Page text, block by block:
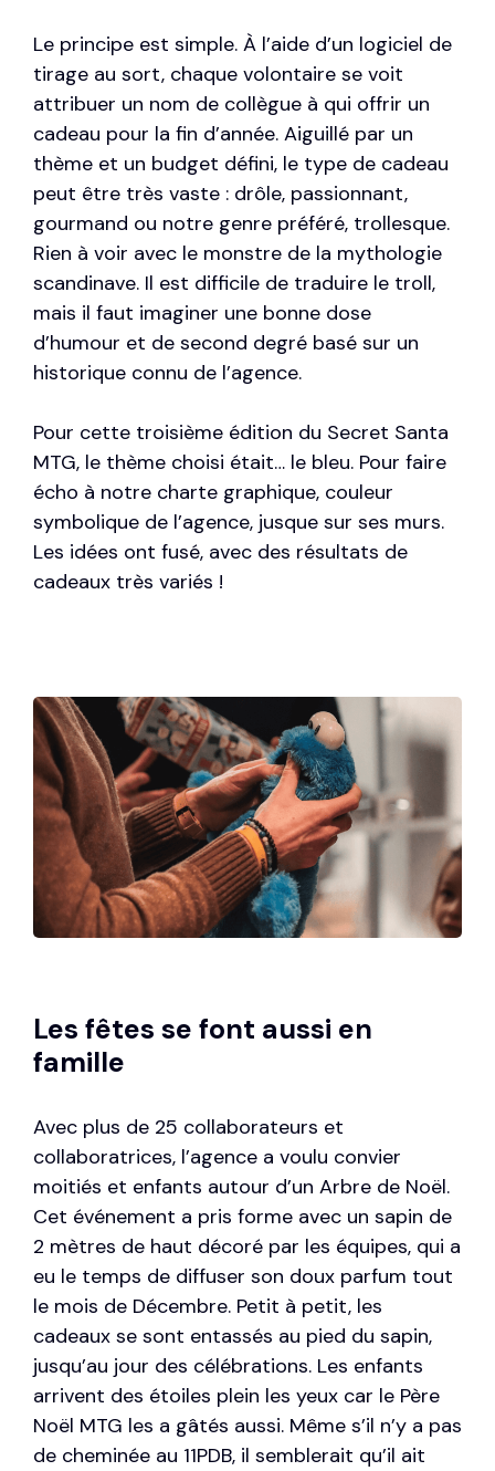
Le principe est simple. À l’aide d’un logiciel de
tirage au sort, chaque volontaire se voit
attribuer un nom de collègue à qui offrir un
cadeau pour la fin d’année. Aiguillé par un
thème et un budget défini, le type de cadeau
peut être très vaste : drôle, passionnant,
gourmand ou notre genre préféré, trollesque.
Rien à voir avec le monstre de la mythologie
scandinave. Il est difficile de traduire le troll,
mais il faut imaginer une bonne dose
d’humour et de second degré basé sur un
historique connu de l’agence.
Pour cette troisième édition du Secret Santa
MTG, le thème choisi était… le bleu. Pour faire
écho à notre charte graphique, couleur
symbolique de l’agence, jusque sur ses murs.
Les idées ont fusé, avec des résultats de
cadeaux très variés !
Les fêtes se font aussi en
famille
Avec plus de 25 collaborateurs et
collaboratrices, l’agence a voulu convier
moitiés et enfants autour d’un Arbre de Noël.
Cet événement a pris forme avec un sapin de
2 mètres de haut décoré par les équipes, qui a
eu le temps de diffuser son doux parfum tout
le mois de Décembre. Petit à petit, les
cadeaux se sont entassés au pied du sapin,
jusqu’au jour des célébrations. Les enfants
arrivent des étoiles plein les yeux car le Père
Noël MTG les a gâtés aussi. Même s’il n’y a pas
de cheminée au 11PDB, il semblerait qu’il ait